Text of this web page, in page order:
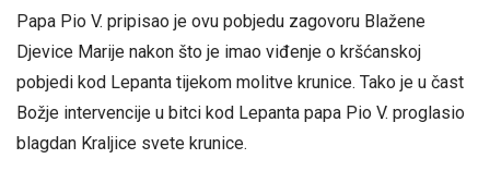
Papa Pio V. pripisao je ovu pobjedu zagovoru Blažene
Djevice Marije nakon što je imao viđenje o kršćanskoj
pobjedi kod Lepanta tijekom molitve krunice. Tako je u čast
Božje intervencije u bitci kod Lepanta papa Pio V. proglasio
blagdan Kraljice svete krunice.